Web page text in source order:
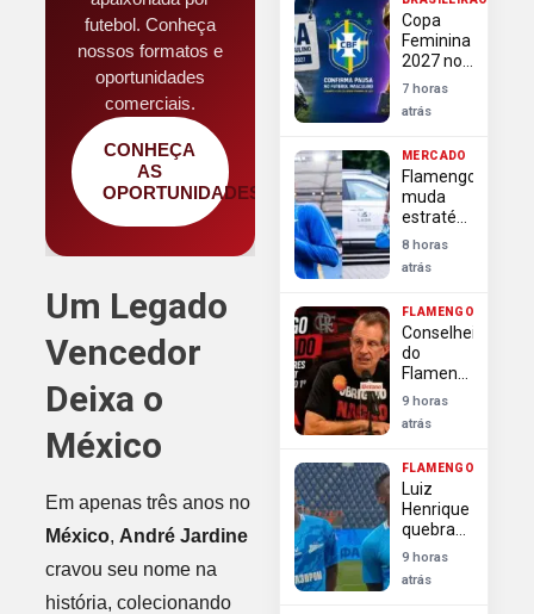
futebol. Conheça
nossos formatos e
oportunidades
comerciais.
CONHEÇA
AS
OPORTUNIDADES
Um Legado
Vencedor
Deixa o
México
Em apenas três anos no
México, André Jardine
cravou seu nome na
história, colecionando
contra
investida
do
Arsenal
Copa
Feminina
2027 no
Brasil
causa
paralisação
futebol
masculino
7 horas
atrás
MERCADO
Flamengo
muda
estratégia
e
pressiona
por
rápida na
contratação
de Luiz
Henrique
8 horas
atrás
FLAMENGO
Conselheiros
do
Flamengo
exigem
transparência
e
da
diretoria
após
déficit
9 horas
atrás
FLAMENGO
Luiz
Henrique
quebra
silêncio
após
avanços
9 horas
atrás